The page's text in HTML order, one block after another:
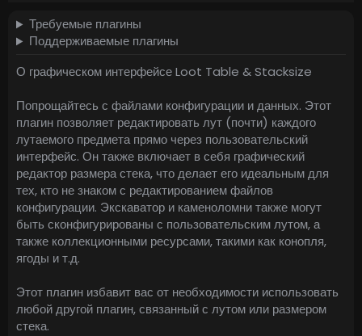
д
а
и
я
Требуемые плагины
Поддерживаемые плагины
О графическом интерфейсе Loot Table & Stacksize
Попрощайтесь с файлами конфигурации и данных. Этот
плагин позволяет редактировать лут (почти) каждого
лутаемого предмета прямо через пользовательский
интерфейс. Он также включает в себя графический
редактор размера стека, что делает его идеальным для
тех, кто не знаком с редактированием файлов
конфигурации. Экскаватор и каменоломни также могут
быть сконфигурированы с пользовательским лутом, а
также коллекционными ресурсами, такими как конопля,
ягоды и т.д.
Этот плагин избавит вас от необходимости использовать
любой другой плагин, связанный с лутом или размером
стека.